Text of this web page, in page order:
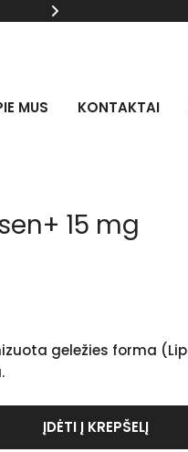
MUS KONTAKTAI
15 mg
geležies forma
/ Eisen+ 15 Mg
- Iron+ / Eisen+
ĮDĖTI Į KREPŠELĮ